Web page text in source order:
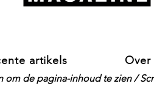
artikels
om de pagina-inhoud te zien /